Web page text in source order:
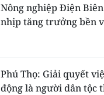
Nông nghiệp Điện
nhịp tăng trưởng bền
Phú Thọ: Giải quyết
động là người dân tộc